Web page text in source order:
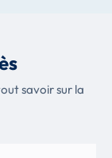
savoir sur la